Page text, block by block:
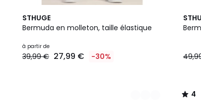
STHUGE
Bermuda en molleton, taille élastique
Prix
à
à partir de
39,99 € 27,99 € -30%
3
Couleurs
4
/
3
4
/